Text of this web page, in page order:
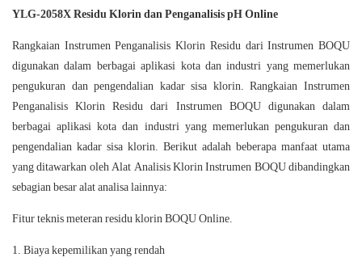
YLG-2058X Residu Klorin dan Penganalisis pH Online
Rangkaian Instrumen Penganalisis Klorin Residu dari Instrumen BOQU
digunakan dalam berbagai aplikasi kota dan industri yang memerlukan
pengukuran dan pengendalian kadar sisa klorin. Rangkaian Instrumen
Penganalisis Klorin Residu dari Instrumen BOQU digunakan dalam
berbagai aplikasi kota dan industri yang memerlukan pengukuran dan
pengendalian kadar sisa klorin. Berikut adalah beberapa manfaat utama
yang ditawarkan oleh Alat Analisis Klorin Instrumen BOQU dibandingkan
sebagian besar alat analisa lainnya:
Fitur teknis meteran residu klorin BOQU Online.
Biaya kepemilikan yang rendah